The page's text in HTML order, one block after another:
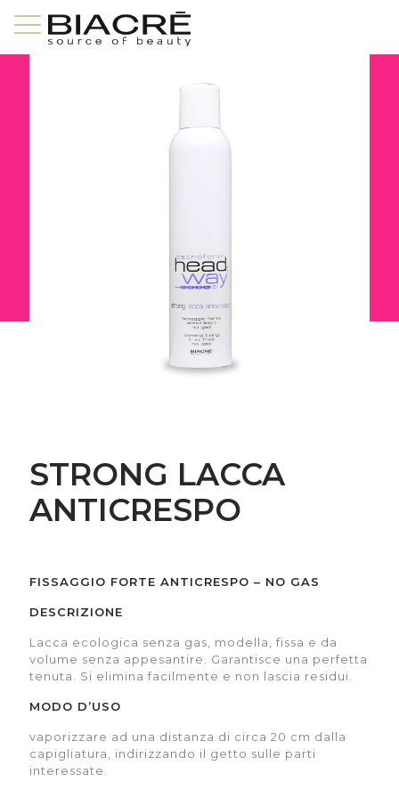
STRONG LACCA
ANTICRESPO
FISSAGGIO FORTE ANTICRESPO – NO GAS
DESCRIZIONE
Lacca ecologica senza gas, modella, fissa e da
volume senza appesantire. Garantisce una perfetta
tenuta. Si elimina facilmente e non lascia residui.
MODO D’USO
vaporizzare ad una distanza di circa 20 cm dalla
capigliatura, indirizzando il getto sulle parti
interessate.